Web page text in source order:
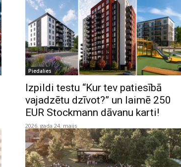
Piedalies
Izpildi testu “Kur tev patiesībā
vajadzētu dzīvot?” un laimē 250
EUR Stockmann dāvanu karti!
2026. gada 24. maijs